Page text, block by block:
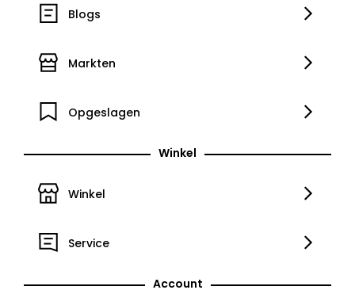
Blogs
Markten
Opgeslagen
Winkel
Winkel
Service
Account